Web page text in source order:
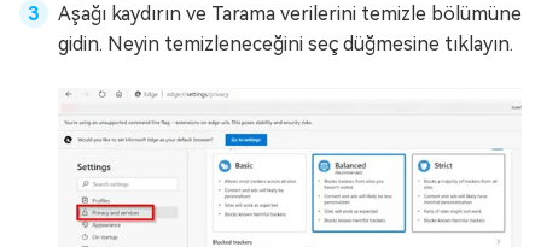
Aşağı kaydırın ve Tarama verilerini temizle bölümüne
gidin. Neyin temizleneceğini seç düğmesine tıklayın.